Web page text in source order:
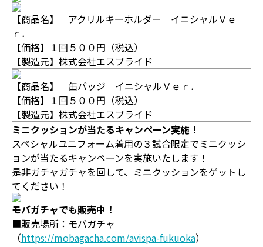
【商品名】 アクリルキーホルダー イニシャルＶｅ
ｒ．
【価格】１回５００円（税込）
【製造元】株式会社エスプライド
【商品名】 缶バッジ イニシャルＶｅｒ．
【価格】１回５００円（税込）
【製造元】株式会社エスプライド
ミニクッションが当たるキャンペーン実施！
スペシャルユニフォーム着用の３試合限定でミニクッシ
ョンが当たるキャンペーンを実施いたします！
是非ガチャガチャを回して、ミニクッションをゲットし
てください！
モバガチャでも販売中！
■販売場所：モバガチャ
（https://mobagacha.com/avispa-fukuoka）